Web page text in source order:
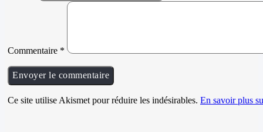
Commentaire *
Ce site utilise Akismet pour réduire les indésirables. En savoir plus